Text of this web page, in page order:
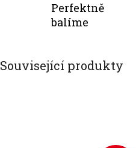
Perfektně
balíme
Související produkty